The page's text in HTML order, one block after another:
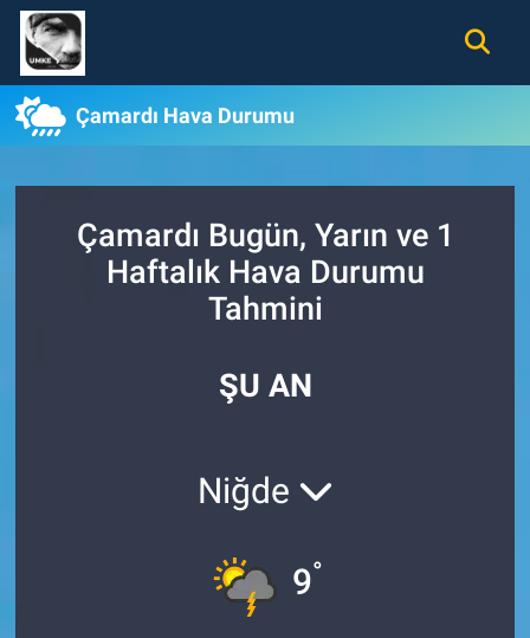
Çamardı Hava Durumu
Çamardı Bugün, Yarın ve 1
Haftalık Hava Durumu
Tahmini
ŞU AN
Niğde
9°
Gündem
Magazin
Nöbetçi Eczaneler
Trafik Durumu